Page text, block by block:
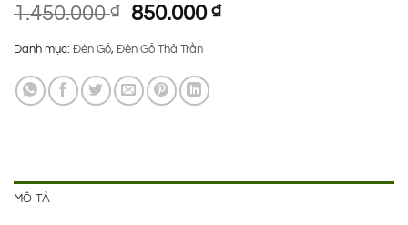
1.450.000₫
Giá
gốc
là:
1.450.000 ₫.
850.000₫Giá
hiện
Danh mục: Đèn Gỗ, Đèn Gỗ Thả Trần
MÔ TẢ